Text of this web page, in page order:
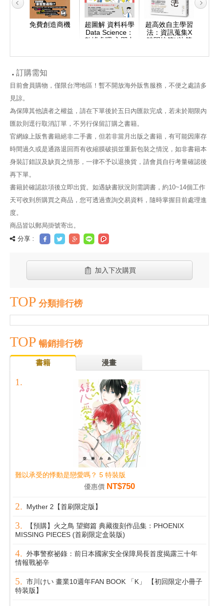
界
免費創造商機
超圖解 資料科學
Data Science：
數據處理 入門中
理力&判讀力×資
超高效自主學習
法：資訊蒐集X
時間控管X決策
試準備到提升工
你
訂購需知
目前會員購物，僅限台灣地區！暫不開放海外販售服務，不便之處請多
見諒。
為保障其他讀者之權益，請在下單後於五日內匯款完成，若未於期限內
匯款則逕行取消訂單，不另行保留訂購之書籍。
官網線上販售書籍絕非二手書，但若非當月出版之書籍，有可能因庫存
時間過久或是通路退回而有收縮膜破損並重新包裝之情況，如非書籍本
身裝訂錯誤及缺頁之情形，一律不予以退換貨，請會員自行考量確認後
再下單。
書籍於確認款項後立即出貨。如遇缺書狀況則需調書，約10~14個工作
天可收到所購買之商品，您可透過查詢交易資料，隨時掌握目前處理進
度。
商品皆以郵局掛號寄出。
分享 :
加入下次購買
TOP 分類排行榜
TOP 暢銷排行榜
書籍 漫畫
難以承受的悸動是戀愛嗎？ 5 特裝版
優惠價 NT$750
Myther 2【首刷限定版】
【預購】火之鳥 望鄉篇 典藏復刻作品集：PHOENIX
MISSING PIECES (首刷限定盒裝版)
外事警察祕錄：前日本國家安全保障局長首度揭露三十年
情報戰祕辛
市川けい 畫業10週年FAN BOOK 「K」 【初回限定小冊子
特装版】